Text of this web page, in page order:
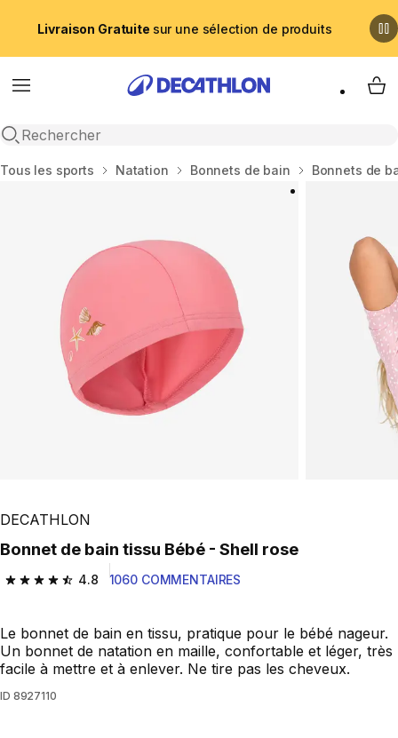
Livraison Gratuite sur une sélection de produits
Menu
Recherche ouverte
My
Accueil
Tous les sports Natation Bonnets de bain Bonnets de
DECATHLON
Bonnet de bain tissu Bébé - Shell rose
4.8
4.8 out of 5 stars from 1060 reviews
1060 COMMENTAIRES
Le bonnet de bain en tissu, pratique pour le bébé nageur.
Un bonnet de natation en maille, confortable et léger, très
facile à mettre et à enlever. Ne tire pas les cheveux.
ID 8927110